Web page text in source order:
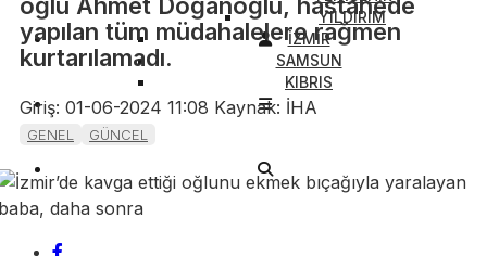
YILDIRIM
İZMİR
SAMSUN
KIBRIS
yapılan tüm müdahalelere rağmen
kurtarılamadı.
Giriş: 01-06-2024 11:08 Kaynak: İHA
GENEL GÜNCEL